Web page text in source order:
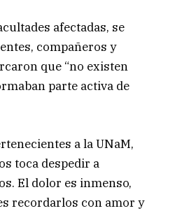
afectadas, se
compañeros y
que “no existen
parte activa de
a la UNaM,
toca despedir a
El dolor es inmenso,
recordarlos con amor y